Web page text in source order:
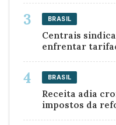
BRASIL
Centrais
enfrentar
BRASIL
Receita adia
impostos da